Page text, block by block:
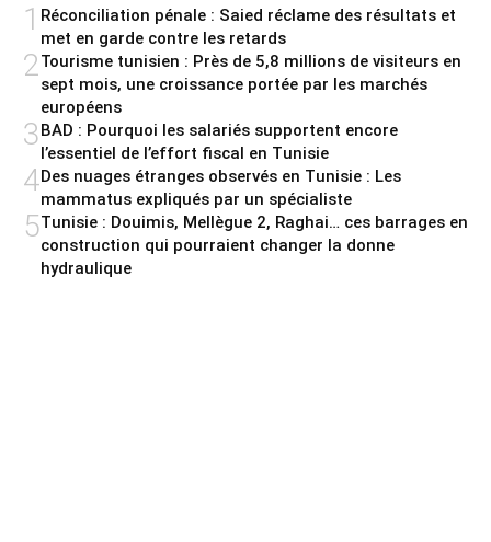
1 Réconciliation pénale : Saied réclame des résultats et
met en garde contre les retards
2Tourisme tunisien : Près de 5,8 millions de visiteurs en
sept mois, une croissance portée par les marchés
européens
3 BAD : Pourquoi les salariés supportent encore
l’essentiel de l’effort fiscal en Tunisie
4Des nuages étranges observés en Tunisie : Les
mammatus expliqués par un spécialiste
5Tunisie : Douimis, Mellègue 2, Raghai… ces barrages en
construction qui pourraient changer la donne
hydraulique